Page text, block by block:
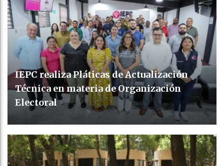
IEPC realiza Pláticas de Actualización
Técnica en materia de Organización
Electoral